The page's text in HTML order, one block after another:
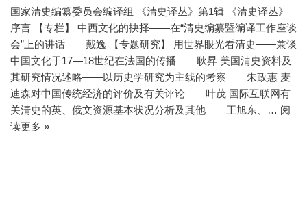
国家清史编纂委员会编译组 《清史译丛》第1辑 《清史译丛》
序言 【专栏】 中西文化的抉择——在“清史编纂暨编译工作座谈
会”上的讲话 戴逸 【专题研究】 用世界眼光看清史——兼谈
中国文化于17—18世纪在法国的传播 耿昇 美国清史资料及
其研究情况述略——以历史学研究为主线的考察 朱政惠 麦
迪森对中国传统经济的评价及有关评论 叶茂 国际互联网有
关清史的英、俄文资源基本状况分析及其他 王旭东、… 阅
读更多 »